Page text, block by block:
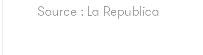
Source : La Republica